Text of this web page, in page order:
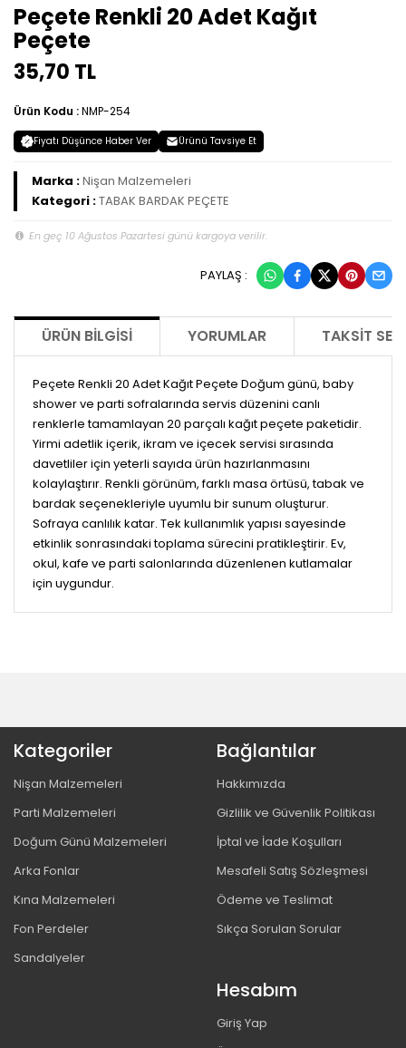
Peçete Renkli 20 Adet Kağıt
Peçete
35,70 TL
Ürün Kodu :NMP-254
Fiyatı Düşünce Haber Ver Ürünü Tavsiye Et
Marka :Nişan Malzemeleri
Kategori :TABAK BARDAK PEÇETE
En geç 10 Ağustos Pazartesi günü kargoya verilir.
PAYLAŞ :
ÜRÜN BILGISI YORUMLAR TAKSIT
Peçete Renkli 20 Adet Kağıt Peçete Doğum günü, baby
shower ve parti sofralarında servis düzenini canlı
renklerle tamamlayan 20 parçalı kağıt peçete paketidir.
Yirmi adetlik içerik, ikram ve içecek servisi sırasında
davetliler için yeterli sayıda ürün hazırlanmasını
kolaylaştırır. Renkli görünüm, farklı masa örtüsü, tabak ve
bardak seçenekleriyle uyumlu bir sunum oluşturur.
Sofraya canlılık katar. Tek kullanımlık yapısı sayesinde
etkinlik sonrasındaki toplama sürecini pratikleştirir. Ev,
okul, kafe ve parti salonlarında düzenlenen kutlamalar
için uygundur.
Kategoriler
Nişan Malzemeleri
Parti Malzemeleri
Doğum Günü Malzemeleri
Arka Fonlar
Kına Malzemeleri
Fon Perdeler
Sandalyeler
Bağlantılar
Hakkımızda
Gizlilik ve Güvenlik Politikası
İptal ve İade Koşulları
Mesafeli Satış Sözleşmesi
Ödeme ve Teslimat
Sıkça Sorulan Sorular
Hesabım
Giriş Yap